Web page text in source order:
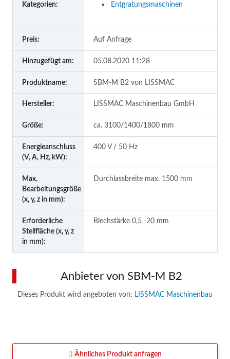
Kategorien: Entgratungsmaschinen
Preis: Auf Anfrage
Hinzugefügt am: 05.08.2020 11:28
Produktname: SBM-M B2 von LISSMAC
Hersteller: LISSMAC Maschinenbau GmbH
Größe: ca. 3100/1400/1800 mm
Energieanschluss
(V, A, Hz, kW):
400 V / 50 Hz
Max.
Bearbeitungsgröße
(x, y, z in mm):
Durchlassbreite max. 1500 mm
Erforderliche
Stellfläche (x, y, z
in mm):
Blechstärke 0,5 -20 mm
Anbieter von SBM-M B2
Dieses Produkt wird angeboten von: LISSMAC Maschinenbau
Ähnliches Produkt anfragen